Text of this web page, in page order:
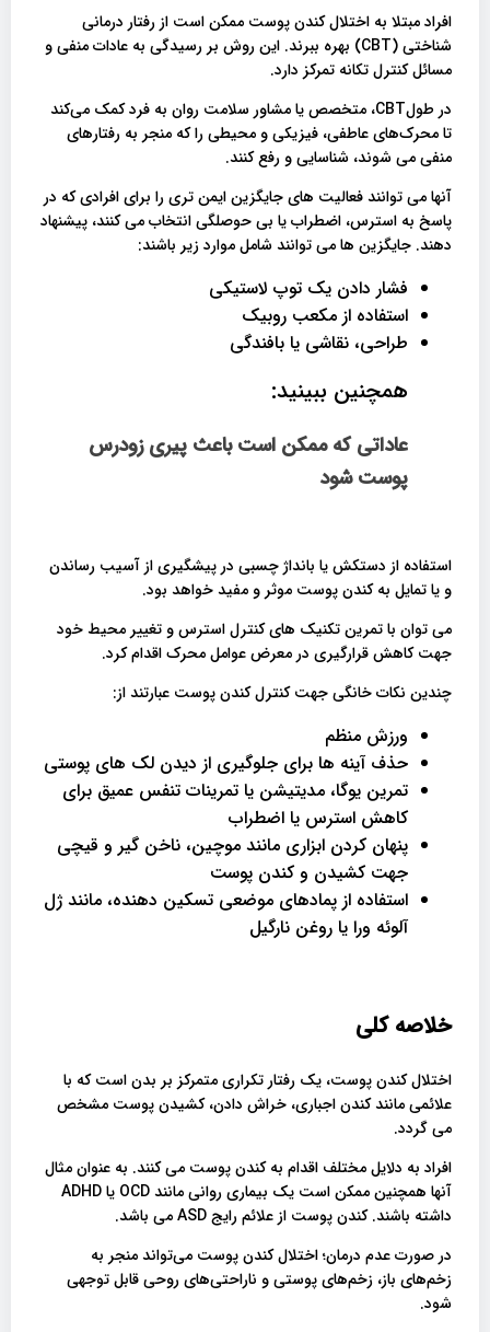
افراد مبتلا به اختلال کندن پوست ممکن است از رفتار درمانی
شناختی (CBT) بهره ببرند. این روش بر رسیدگی به عادات منفی و
مسائل کنترل تکانه تمرکز دارد.
در طولCBT، متخصص یا مشاور سلامت روان به فرد کمک می‌کند
تا محرک‌های عاطفی، فیزیکی و محیطی را که منجر به رفتارهای
منفی می شوند، شناسایی و رفع کنند.
آنها می توانند فعالیت های جایگزین ایمن تری را برای افرادی که در
پاسخ به استرس، اضطراب یا بی حوصلگی انتخاب می کنند، پیشنهاد
دهند. جایگزین ها می توانند شامل موارد زیر باشند:
فشار دادن یک توپ لاستیکی
استفاده از مکعب روبیک
طراحی، نقاشی یا بافندگی
همچنین ببینید:
عاداتی که ممکن است باعث پیری زودرس
پوست شود
استفاده از دستکش یا بانداژ چسبی در پیشگیری از آسیب رساندن
و یا تمایل به کندن پوست موثر و مفید خواهد بود.
می توان با تمرین تکنیک های کنترل استرس و تغییر محیط خود
جهت کاهش قرارگیری در معرض عوامل محرک اقدام کرد.
چندین نکات خانگی جهت کنترل کندن پوست عبارتند از:
ورزش منظم
حذف آینه ها برای جلوگیری از دیدن لک های پوستی
تمرین یوگا، مدیتیشن یا تمرینات تنفس عمیق برای
کاهش استرس یا اضطراب
پنهان کردن ابزاری مانند موچین، ناخن گیر و قیچی
جهت کشیدن و کندن پوست
استفاده از پمادهای موضعی تسکین دهنده، مانند ژل
آلوئه ورا یا روغن نارگیل
خلاصه کلی
اختلال کندن پوست، یک رفتار تکراری متمرکز بر بدن است که با
علائمی مانند کندن اجباری، خراش دادن، کشیدن پوست مشخص
می گردد.
افراد به دلایل مختلف اقدام به کندن پوست می کنند. به عنوان مثال
آنها همچنین ممکن است یک بیماری روانی مانند OCD یا ADHD
داشته باشند. کندن پوست از علائم رایج ASD می باشد.
در صورت عدم درمان؛ اختلال کندن پوست می‌تواند منجر به
زخم‌های باز، زخم‌های پوستی و ناراحتی‌های روحی قابل توجهی
شود.